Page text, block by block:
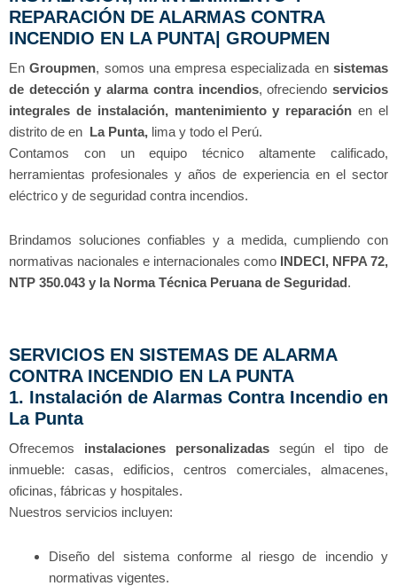
REPARACIÓN DE ALARMAS CONTRA
INCENDIO EN LA PUNTA| GROUPMEN
EnGroupmen, somos una empresa especializada ensistemas
de detección y alarma contra incendios, ofreciendoservicios
integrales de instalación, mantenimiento y reparación en el
distrito de en La Punta, lima y todo el Perú.
Contamos con un equipo técnico altamente calificado,
herramientas profesionales y años de experiencia en el sector
eléctrico y de seguridad contra incendios.
Brindamos soluciones confiables y a medida, cumpliendo con
normativas nacionales e internacionales como INDECI, NFPA 72,
NTP 350.043 y la Norma Técnica Peruana de Seguridad.
SERVICIOS EN SISTEMAS DE ALARMA
CONTRA INCENDIO EN LA PUNTA
1. Instalación de Alarmas Contra Incendio en
La Punta
Ofrecemos instalaciones personalizadas según el tipo de
inmueble: casas, edificios, centros comerciales, almacenes,
oficinas, fábricas y hospitales.
Nuestros servicios incluyen:
Diseño del sistema conforme al riesgo de incendio y
normativas vigentes.